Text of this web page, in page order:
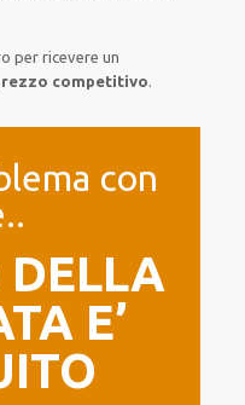
per ricevere un
competitivo.
con
DELLA
E’